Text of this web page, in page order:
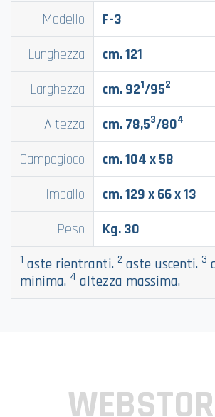
Modello
F-3
Lunghezza
cm. 121
Larghezza
cm. 921/952
Altezza cm. 78,53/804
Campogioco
cm. 104 x 58
Imballo
cm. 129 x 66 x 13
Peso
Kg. 30
1 aste rientranti. 2 aste uscenti. 3
minima. 4 altezza massima.